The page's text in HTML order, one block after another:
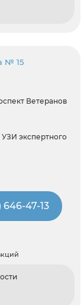
№ 15
Ветеранов
УЗИ экспертного
646-47-13